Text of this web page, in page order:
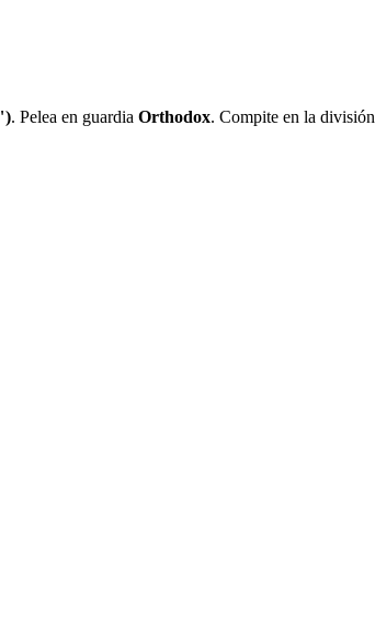
. Pelea en guardia Orthodox. Compite en la división